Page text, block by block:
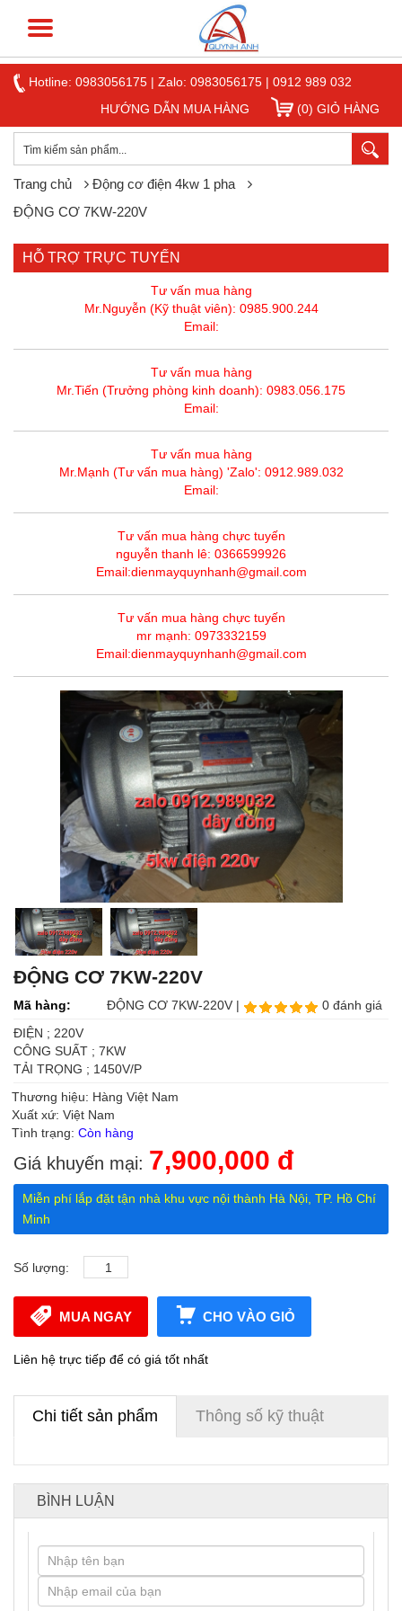
Hotline: 0983056175 | Zalo: 0983056175 | 0912 989 032
HƯỚNG DẪN MUA HÀNG
(0) GIỎ HÀNG
Trang chủ
Động cơ điện 4kw 1 pha
ĐỘNG CƠ 7KW-220V
HỖ TRỢ TRỰC TUYẾN
Tư vấn mua hàng
Mr.Nguyễn (Kỹ thuật viên): 0985.900.244
Email:
Tư vấn mua hàng
Mr.Tiến (Trưởng phòng kinh doanh): 0983.056.175
Email:
Tư vấn mua hàng
Mr.Mạnh (Tư vấn mua hàng) 'Zalo': 0912.989.032
Email:
Tư vấn mua hàng chực tuyến
nguyễn thanh lê: 0366599926
Email:dienmayquynhanh@gmail.com
Tư vấn mua hàng chực tuyến
mr mạnh: 0973332159
Email:dienmayquynhanh@gmail.com
ĐỘNG CƠ 7KW-220V
Mã hàng: ĐỘNG CƠ 7KW-220V |
0 đánh giá
ĐIỆN ; 220V
CÔNG SUẤT ; 7KW
TẢI TRỌNG ; 1450V/P
Thương hiệu: Hàng Việt Nam
Xuất xứ: Việt Nam
Tình trạng: Còn hàng
Giá khuyến mại: 7,900,000 đ
Miễn phí lắp đặt tận nhà khu vực nội thành Hà Nội, TP. Hồ Chí
Minh
Số lượng:
MUA NGAY CHO VÀO GIỎ
Liên hệ trực tiếp để có giá tốt nhất
Chi tiết sản phẩm Thông số kỹ thuật
BÌNH LUẬN